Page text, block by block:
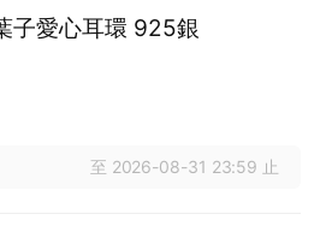
子愛心耳環 925銀
至 2026-08-31 23:59 止